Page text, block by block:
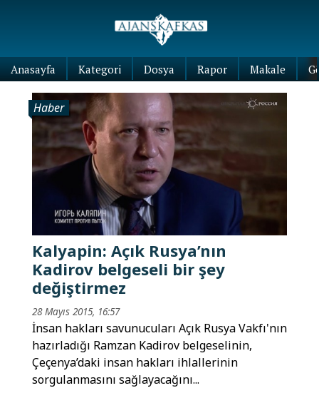
Anasayfa Kategori Dosya Rapor Makale
Haber
Kalyapin: Açık Rusya’nın
Kadirov belgeseli bir şey
değiştirmez
28 Mayıs 2015, 16:57
İnsan hakları savunucuları Açık Rusya Vakfı'nın
hazırladığı Ramzan Kadirov belgeselinin,
Çeçenya’daki insan hakları ihlallerinin
sorgulanmasını sağlayacağını...